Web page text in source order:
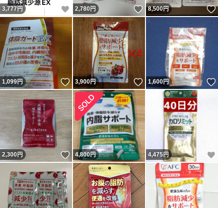
3,777 円 いいね！
2,780円 いいね！
8,500円
1,099円 いいね！
3,900円 いいね！
1,600円
2,300円 いいね！
4,800円 4,475円